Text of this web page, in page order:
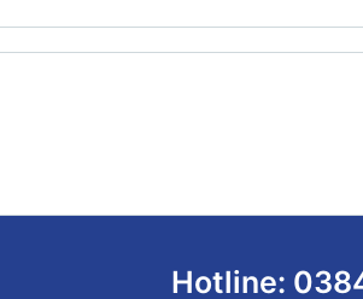
Hotline: